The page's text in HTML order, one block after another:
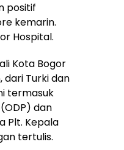
positif
kemarin.
Hospital.
Kota Bogor
Turki dan
termasuk
dan
Plt. Kepala
tertulis.